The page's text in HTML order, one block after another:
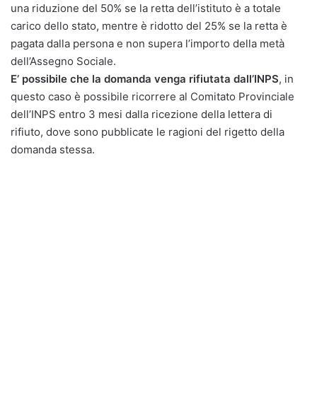
una riduzione del 50% se la retta dell’istituto è a totale
carico dello stato, mentre è ridotto del 25% se la retta è
pagata dalla persona e non supera l’importo della metà
dell’Assegno Sociale.
E’ possibile che la domanda venga rifiutata dall’INPS, in
questo caso è possibile ricorrere al Comitato Provinciale
dell’INPS entro 3 mesi dalla ricezione della lettera di
rifiuto, dove sono pubblicate le ragioni del rigetto della
domanda stessa.